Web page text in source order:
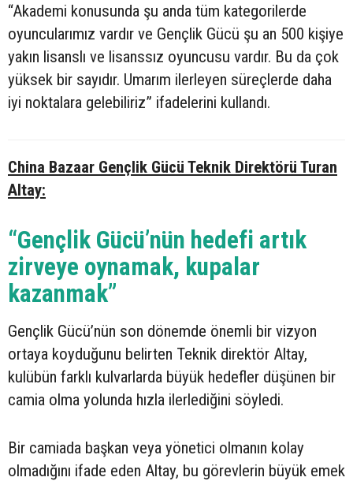
“Akademi konusunda şu anda tüm kategorilerde
oyuncularımız vardır ve Gençlik Gücü şu an 500 kişiye
yakın lisanslı ve lisanssız oyuncusu vardır. Bu da çok
yüksek bir sayıdır. Umarım ilerleyen süreçlerde daha
iyi noktalara gelebiliriz” ifadelerini kullandı.
China Bazaar Gençlik Gücü Teknik Direktörü Turan
Altay:
“Gençlik Gücü’nün hedefi artık
zirveye oynamak, kupalar
kazanmak”
Gençlik Gücü’nün son dönemde önemli bir vizyon
ortaya koyduğunu belirten Teknik direktör Altay,
kulübün farklı kulvarlarda büyük hedefler düşünen bir
camia olma yolunda hızla ilerlediğini söyledi.
Bir camiada başkan veya yönetici olmanın kolay
olmadığını ifade eden Altay, bu görevlerin büyük emek